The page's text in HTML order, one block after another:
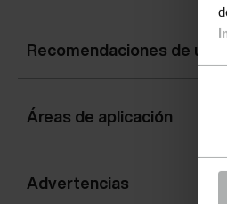
Recomendaciones de uso
Áreas de aplicación
Advertencias